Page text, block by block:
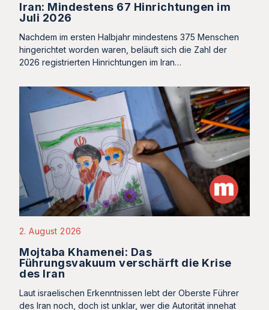
Iran: Mindestens 67 Hinrichtungen im
Juli 2026
Nachdem im ersten Halbjahr mindestens 375 Menschen
hingerichtet worden waren, beläuft sich die Zahl der
2026 registrierten Hinrichtungen im Iran…
2. August 2026
Mojtaba Khamenei: Das
Führungsvakuum verschärft die Krise
des Iran
Laut israelischen Erkenntnissen lebt der Oberste Führer
des Iran noch, doch ist unklar, wer die Autorität innehat